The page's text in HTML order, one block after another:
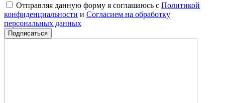
Отправляя данную форму я соглашаюсь с Политикой
конфиденциальности и Согласием на обработку
персональных данных
Подписаться